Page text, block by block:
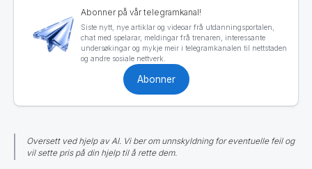
Abonner på vår telegramkanal!
Siste nytt, nye artiklar og videoar frå utdanningsportalen,
chat med spelarar, meldingar frå trenaren, interessante
undersøkingar og mykje meir i telegramkanalen til nettstaden
og andre sosiale nettverk.
Abonner
Oversett ved hjelp av AI. Vi ber om unnskyldning for eventuelle feil og
vil sette pris på din hjelp til å rette dem.